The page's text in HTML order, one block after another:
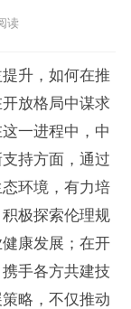
读
升，如何在推
放格局中谋求
一进程中，中
持方面，通过
环境，有力培
极探索伦理规
康发展；在开
手各方共建技
略，不仅推动